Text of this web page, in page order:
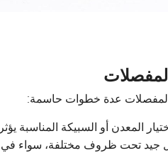
عدة خطوات حاسمة:
المعدن أو السبيكة المناسبة
تحت ظروف مختلفة، سواء في